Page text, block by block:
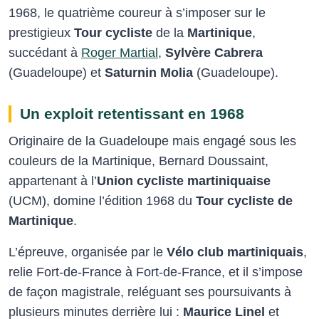
1968, le quatrième coureur à s’imposer sur le
prestigieux Tour cycliste de la Martinique,
succédant à Roger Martial , Sylvère Cabrera
(Guadeloupe) et Saturnin Molia (Guadeloupe).
Un exploit retentissant en 1968
Originaire de la Guadeloupe mais engagé sous les
couleurs de la Martinique, Bernard Doussaint,
appartenant à l’Union cycliste martiniquaise
(UCM), domine l’édition 1968 du Tour cycliste de
Martinique.
L’épreuve, organisée par le Vélo club martiniquais,
relie Fort-de-France à Fort-de-France, et il s’impose
de façon magistrale, reléguant ses poursuivants à
plusieurs minutes derrière lui : Maurice Linel et